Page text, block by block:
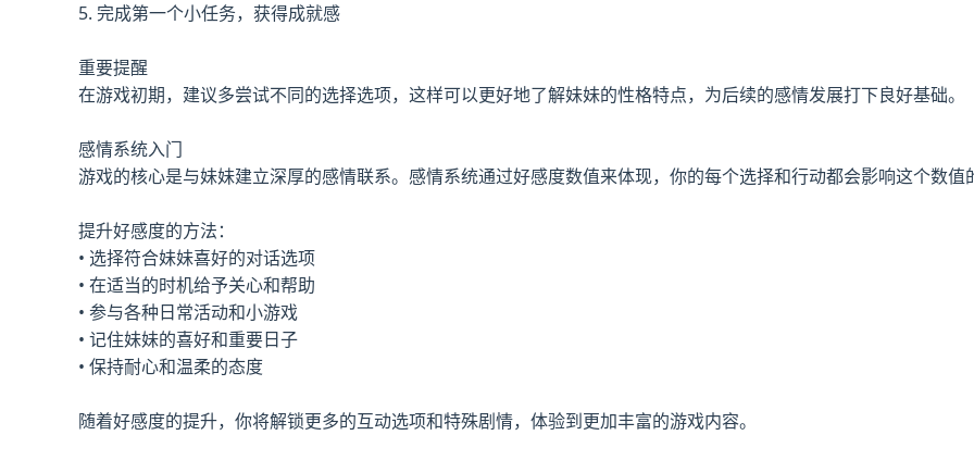
5. 完成第一个小任务，获得成就感
重要提醒
在游戏初期，建议多尝试不同的选择选项，这样可以更好地了解妹妹的性格特点，为后续的感情发展打下良好基础。
感情系统入门
游戏的核心是与妹妹建立深厚的感情联系。感情系统通过好感度数值来体现，你的每个选择和行动都会影响这个数值
提升好感度的方法：
• 选择符合妹妹喜好的对话选项
• 在适当的时机给予关心和帮助
• 参与各种日常活动和小游戏
• 记住妹妹的喜好和重要日子
• 保持耐心和温柔的态度
随着好感度的提升，你将解锁更多的互动选项和特殊剧情，体验到更加丰富的游戏内容。